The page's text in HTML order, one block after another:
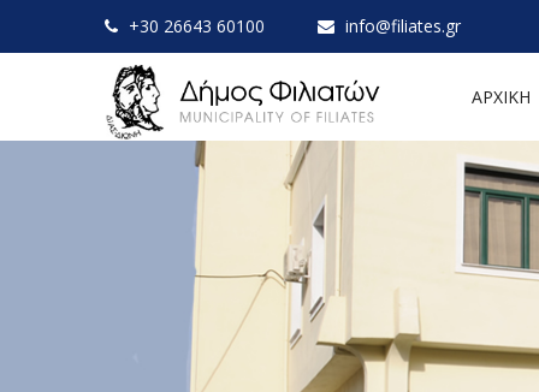
+30 26643 60100 info@filiates.gr
ΑΡΧΙΚΗ